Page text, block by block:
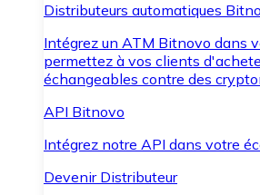
Distributeurs automatiques
Intégrez un ATM Bitnovo dans
permettez à vos clients
échangeables contre des
API Bitnovo
Intégrez notre API dans votre
Devenir Distributeur